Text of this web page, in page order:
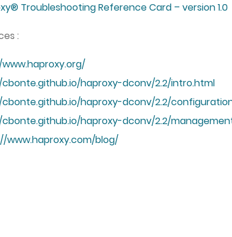
Troubleshooting Reference Card – version 1.0
:
haproxy-dconv/2.2/intro.html
haproxy-dconv/2.2/
haproxy-dconv/2.2/
www.haproxy.com/blog/